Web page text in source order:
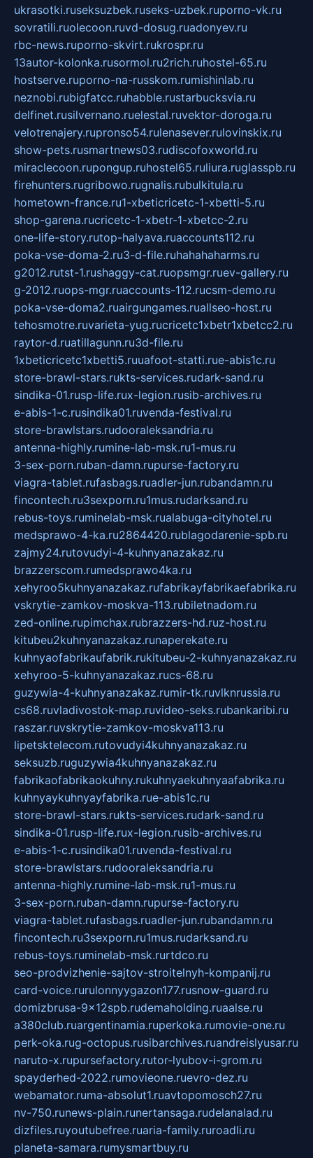
ukrasotki.ruseksuzbek.ruseks-uzbek.ruporno-vk.ru
sovratili.ruolecoon.ruvd-dosug.ruadonyev.ru
rbc-news.ruporno-skvirt.rukrospr.ru
13autor-kolonka.rusormol.ru2rich.ruhostel-65.ru
hostserve.ruporno-na-russkom.rumishinlab.ru
neznobi.rubigfatcc.ruhabble.rustarbucksvia.ru
delfinet.rusilvernano.ruelestal.ruvektor-doroga.ru
velotrenajery.rupronso54.rulenasever.rulovinskix.ru
show-pets.rusmartnews03.rudiscofoxworld.ru
miraclecoon.rupongup.ruhostel65.ruliura.ruglasspb.ru
firehunters.rugribowo.rugnalis.rubulkitula.ru
hometown-france.ru1-xbeticricetc-1-xbetti-5.ru
shop-garena.rucricetc-1-xbetr-1-xbetcc-2.ru
one-life-story.rutop-halyava.ruaccounts112.ru
poka-vse-doma-2.ru3-d-file.ruhahahaharms.ru
g2012.rutst-1.rushaggy-cat.ruopsmgr.ruev-gallery.ru
g-2012.ruops-mgr.ruaccounts-112.rucsm-demo.ru
poka-vse-doma2.ruairgungames.ruallseo-host.ru
tehosmotre.ruvarieta-yug.rucricetc1xbetr1xbetcc2.ru
raytor-d.ruatillagunn.ru3d-file.ru
1xbeticricetc1xbetti5.ruuafoot-statti.rue-abis1c.ru
store-brawl-stars.rukts-services.rudark-sand.ru
sindika-01.rusp-life.rux-legion.rusib-archives.ru
e-abis-1-c.rusindika01.ruvenda-festival.ru
store-brawlstars.rudooraleksandria.ru
antenna-highly.rumine-lab-msk.ru1-mus.ru
3-sex-porn.ruban-damn.rupurse-factory.ru
viagra-tablet.rufasbags.ruadler-jun.rubandamn.ru
fincontech.ru3sexporn.ru1mus.rudarksand.ru
rebus-toys.ruminelab-msk.rualabuga-cityhotel.ru
medsprawo-4-ka.ru2864420.rublagodarenie-spb.ru
zajmy24.rutovudyi-4-kuhnyanazakaz.ru
brazzerscom.rumedsprawo4ka.ru
xehyroo5kuhnyanazakaz.rufabrikayfabrikaefabrika.ru
vskrytie-zamkov-moskva-113.rubiletnadom.ru
zed-online.rupimchax.rubrazzers-hd.ruz-host.ru
kitubeu2kuhnyanazakaz.runaperekate.ru
kuhnyaofabrikaufabrik.rukitubeu-2-kuhnyanazakaz.ru
xehyroo-5-kuhnyanazakaz.rucs-68.ru
guzywia-4-kuhnyanazakaz.rumir-tk.ruvlknrussia.ru
cs68.ruvladivostok-map.ruvideo-seks.rubankaribi.ru
raszar.ruvskrytie-zamkov-moskva113.ru
lipetsktelecom.rutovudyi4kuhnyanazakaz.ru
seksuzb.ruguzywia4kuhnyanazakaz.ru
fabrikaofabrikaokuhny.rukuhnyaekuhnyaafabrika.ru
kuhnyaykuhnyayfabrika.rue-abis1c.ru
store-brawl-stars.rukts-services.rudark-sand.ru
sindika-01.rusp-life.rux-legion.rusib-archives.ru
e-abis-1-c.rusindika01.ruvenda-festival.ru
store-brawlstars.rudooraleksandria.ru
antenna-highly.rumine-lab-msk.ru1-mus.ru
3-sex-porn.ruban-damn.rupurse-factory.ru
viagra-tablet.rufasbags.ruadler-jun.rubandamn.ru
fincontech.ru3sexporn.ru1mus.rudarksand.ru
rebus-toys.ruminelab-msk.rurtdco.ru
seo-prodvizhenie-sajtov-stroitelnyh-kompanij.ru
card-voice.rurulonnyygazon177.rusnow-guard.ru
domizbrusa-9x12spb.rudemaholding.ruaalse.ru
a380club.ruargentinamia.ruperkoka.rumovie-one.ru
perk-oka.rug-octopus.rusibarchives.ruandreislyusar.ru
naruto-x.rupursefactory.rutor-lyubov-i-grom.ru
spayderhed-2022.rumovieone.ruevro-dez.ru
webamator.ruma-absolut1.ruavtopomosch27.ru
nv-750.runews-plain.runertansaga.rudelanalad.ru
dizfiles.ruyoutubefree.ruaria-family.ruroadli.ru
planeta-samara.rumysmartbuy.ru